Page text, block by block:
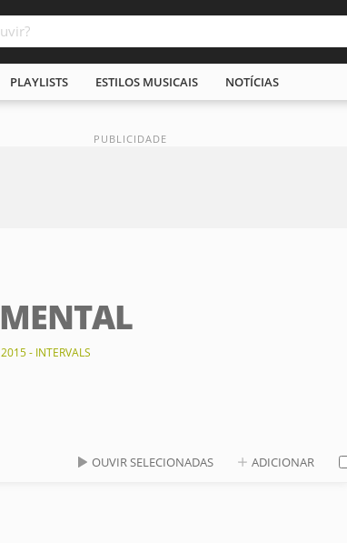
PLAYLISTS ESTILOS MUSICAIS NOTÍCIAS
2015 - INTERVALS
OUVIR SELECIONADAS ADICIONAR